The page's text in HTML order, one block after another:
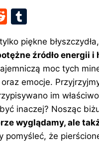
R
d
di
t
m
bl
r
piękne
źródło energii i
moc tych
emocje.
im
inaczej? Nosząc
wyglądamy, ale
pomyśleć, że